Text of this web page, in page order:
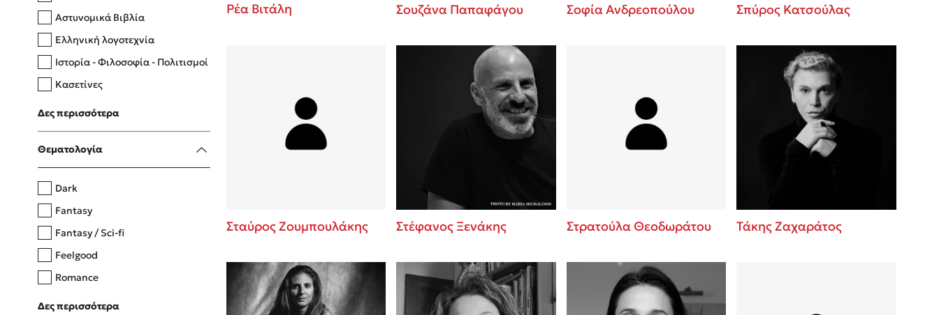
Δανάη Δεληγεώργη
Πάνω, κάτω, μπροστά, πίσω
Η μέθοδος Αφήστε τους
Αστυνομικά Βιβλία
Ελληνική λογοτεχνία
Ιστορία - Φιλοσοφία - Πολιτισμοί
Κασετίνες
Λευκώματα - Έγχρωμοι οδηγοί
Μαγειρική
Δες περισσότερα
Θεματολογία
Dark
Fantasy
Fantasy / Sci-fi
Feelgood
Romance
Upmarket
Δες περισσότερα
Ρέα Βιτάλη Σουζάνα Παπαφάγου Σοφία Ανδρεοπούλου Σπύρος Κατσούλας
Σταύρος Ζουμπουλάκης Στέφανος Ξενάκης Στρατούλα Θεοδωράτου Τάκης Ζαχαράτος